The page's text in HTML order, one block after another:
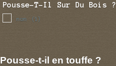
Pousse-T-Il Sur Du Bois ?
non (1)
Pousse-t-il en touffe ?